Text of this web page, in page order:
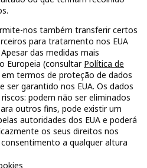
Livro de reclamações
nos também transferir certos
para tratamento nos EUA
das medidas mais
Europeia (consultar Política de
em termos de proteção de dados
ser garantido nos EUA. Os dados
podem não ser eliminados
outros fins, pode existir um
autoridades dos EUA e poderá
os seus direitos nos
consentimento a qualquer altura